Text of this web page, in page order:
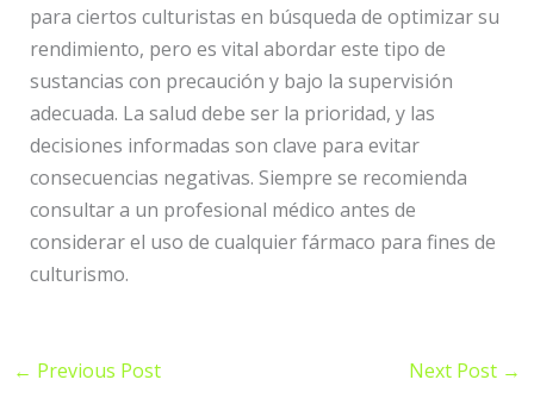
para ciertos culturistas en búsqueda de optimizar su
rendimiento, pero es vital abordar este tipo de
sustancias con precaución y bajo la supervisión
adecuada. La salud debe ser la prioridad, y las
decisiones informadas son clave para evitar
consecuencias negativas. Siempre se recomienda
consultar a un profesional médico antes de
considerar el uso de cualquier fármaco para fines de
culturismo.
← Previous Post Next Post →